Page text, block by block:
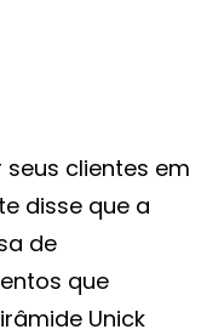
clientes em
disse que a
de
que
Unick